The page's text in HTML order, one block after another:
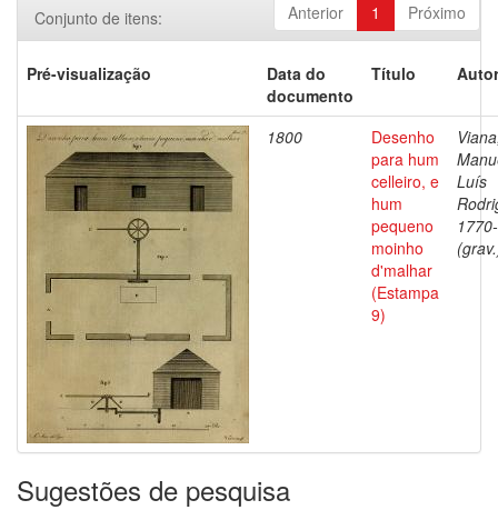
Anterior 1 Próximo
Conjunto de itens:
Pré-visualização
Data do
documento
Título
1800
Desenho
para hum
celleiro, e
hum
pequeno
moinho
d'malhar
(Estampa
9)
Luís
Sugestões de pesquisa